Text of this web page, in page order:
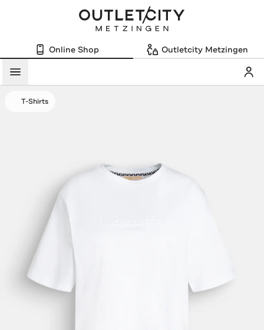
Online Shop Outletcity Metzingen
Menü
T-Shirts